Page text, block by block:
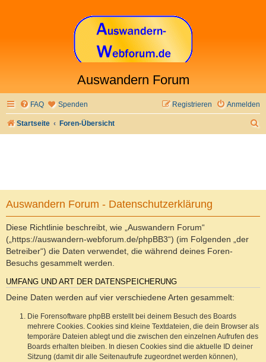
Auswandern Forum
FAQ Spenden Anmelden
Registrieren
Startseite Foren-Übersicht
Auswandern Forum - Datenschutzerklärung
Diese Richtlinie beschreibt, wie „Auswandern Forum“
(„https://auswandern-webforum.de/phpBB3“) (im Folgenden „der
Betreiber“) die Daten verwendet, die während deines Foren-
Besuchs gesammelt werden.
UMFANG UND ART DER DATENSPEICHERUNG
Deine Daten werden auf vier verschiedene Arten gesammelt:
Die Forensoftware phpBB erstellt bei deinem Besuch des Boards
mehrere Cookies. Cookies sind kleine Textdateien, die dein Browser als
temporäre Dateien ablegt und die zwischen den einzelnen Aufrufen des
Boards erhalten bleiben. In diesen Cookies sind die aktuelle ID deiner
Sitzung (damit dir alle Seitenaufrufe zugeordnet werden können),